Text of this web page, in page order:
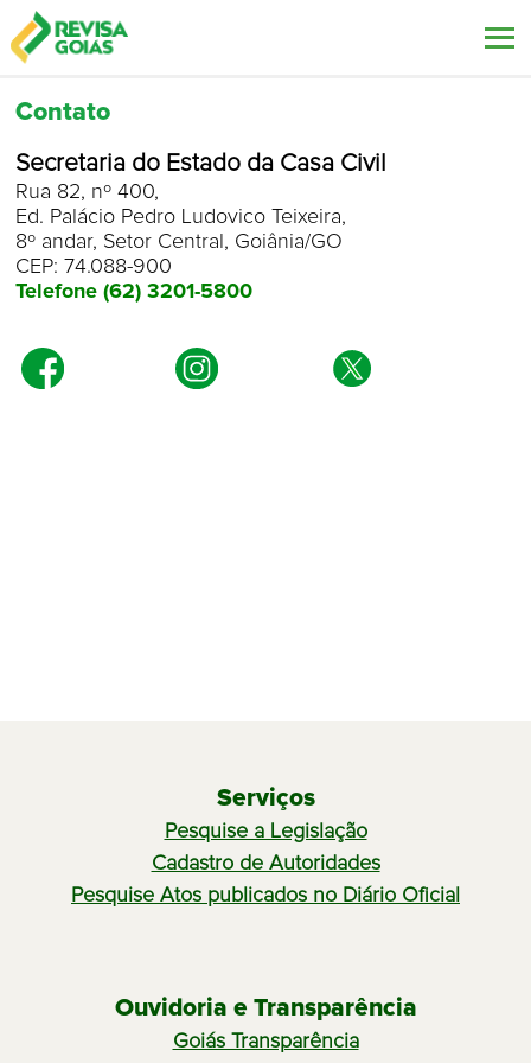
Saiba mais
Contato
Contato
Secretaria do Estado da Casa Civil
Rua 82, nº 400,
Ed. Palácio Pedro Ludovico Teixeira,
8º andar, Setor Central, Goiânia/GO
CEP: 74.088-900
Telefone (62) 3201-5800
Serviços
Pesquise a Legislação
Cadastro de Autoridades
Pesquise Atos publicados no Diário Oficial
Ouvidoria e Transparência
Goiás Transparência